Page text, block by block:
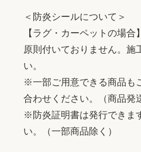
＜防炎シールについて＞
【ラグ・カーペットの場合】
原則付いておりません。施
い。
※一部ご用意できる商品も
合わせください。（商品発
※防炎証明書は発行できま
い。（一部商品除く）